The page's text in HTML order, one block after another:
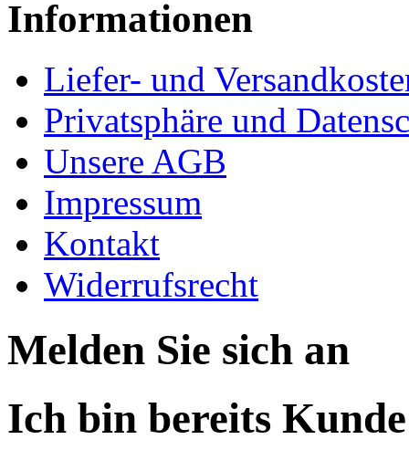
Informationen
Liefer- und
Privatsphäre und
Unsere AGB
Impressum
Kontakt
Widerrufsrecht
Melden Sie sich an
Ich bin bereits Kunde